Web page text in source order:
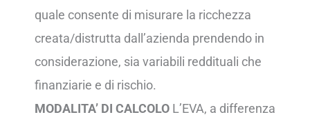
quale consente di misurare la ricchezza
creata/distrutta dall’azienda prendendo in
considerazione, sia variabili reddituali che
finanziarie e di rischio.
MODALITA’ DI CALCOLO L’EVA, a differenza